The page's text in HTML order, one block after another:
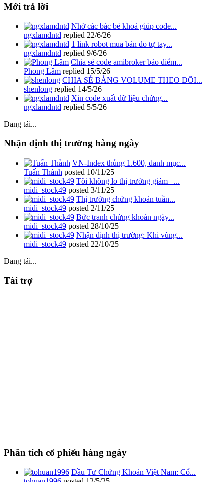
Mới trả lời
Nhờ các bác bẻ khoá giúp code...
ngxlamdntd replied 22/6/26
1 link robot mua bán do tự tay...
ngxlamdntd replied 9/6/26
Chia sẻ code amibroker báo điểm...
Phong Lâm replied 15/5/26
CHIA SẺ BẢNG VOLUME THEO DÕI...
shenlong replied 14/5/26
Xin code xuất dữ liệu chứng...
ngxlamdntd replied 5/5/26
Đang tải...
Nhận định thị trường hàng ngày
VN-Index thủng 1.600, danh mục...
Tuấn Thành posted 10/11/25
Tôi không lo thị trường giảm –...
midi_stock49 posted 3/11/25
Thị trường chứng khoán tuần...
midi_stock49 posted 2/11/25
Bức tranh chứng khoán ngày...
midi_stock49 posted 28/10/25
Nhận định thị trường: Khi vùng...
midi_stock49 posted 22/10/25
Đang tải...
Tài trợ
Phân tích cổ phiếu hàng ngày
Đầu Tư Chứng Khoán Việt Nam: Cổ...